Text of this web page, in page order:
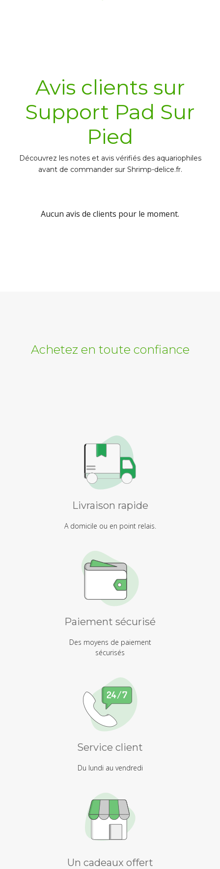
Avis clients sur
Support Pad Sur
Pied
Découvrez les notes et avis vérifiés des aquariophiles
avant de commander sur Shrimp-delice.fr.
Aucun avis de clients pour le moment.
Achetez en toute confiance
Livraison rapide
A domicile ou en point relais.
Paiement sécurisé
Des moyens de paiement
sécurisés
Service client
Du lundi au vendredi
Un cadeaux offert